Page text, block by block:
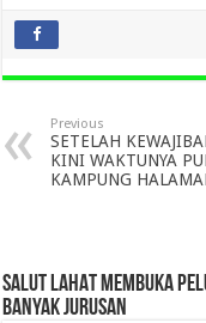
Previous
SETELAH
KINI WAKTUNYA
KAMPUNG
SALUT LAHAT MEMBUKA
BANYAK JURUSAN